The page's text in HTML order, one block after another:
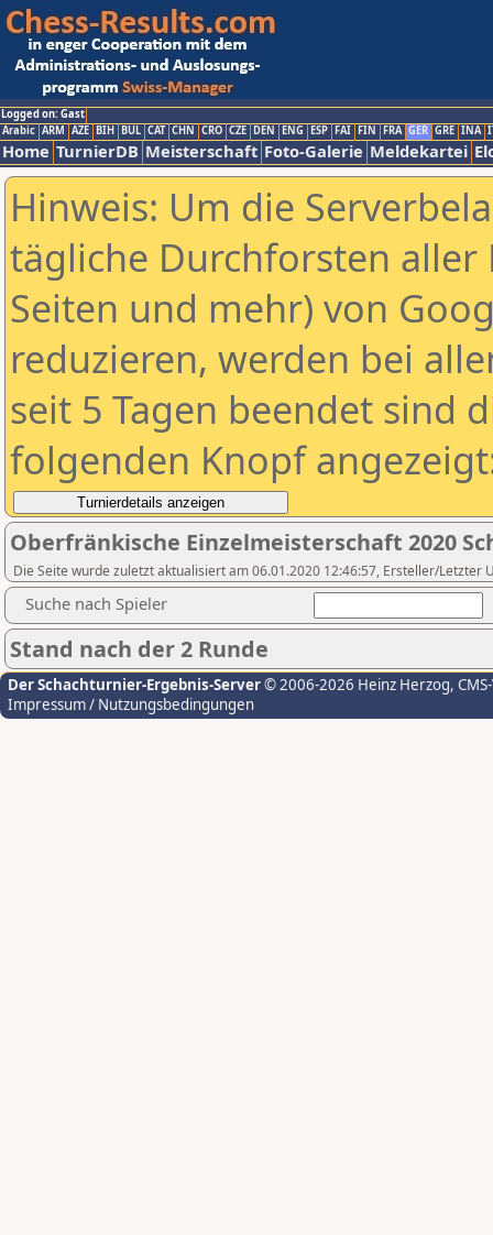
Logged on: Gast
Arabic ARM AZE BIH BUL CAT CHN CRO CZE DEN ENG ESP FAI FIN FRA GER GRE INA
Home TurnierDB Meisterschaft Foto-Galerie Meldekartei
Hinweis: Um die
tägliche Durchforsten aller
Seiten und mehr) von
reduzieren, werden bei
seit 5 Tagen beendet sind
folgenden Knopf
Oberfränkische Einzelmeisterschaft 2020
Die Seite wurde zuletzt aktualisiert am 06.01.2020 12:46:57, Ersteller/Letzter
Suche nach Spieler
Stand nach der 2 Runde
Der Schachturnier-Ergebnis-Server© 2006-2026 Heinz Herzog,
Impressum / Nutzungsbedingungen